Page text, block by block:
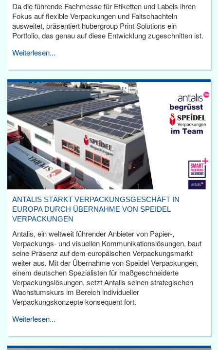
Da die führende Fachmesse für Etiketten und Labels ihren
Fokus auf flexible Verpackungen und Faltschachteln
ausweitet, präsentiert hubergroup Print Solutions ein
Portfolio, das genau auf diese Entwicklung zugeschnitten ist.
Weiterlesen...
ANTALIS STÄRKT VERPACKUNGSGESCHÄFT IN
EUROPA DURCH ÜBERNAHME VON SPEIDEL
VERPACKUNGEN
Antalis, ein weltweit führender Anbieter von Papier-,
Verpackungs- und visuellen Kommunikationslösungen, baut
seine Präsenz auf dem europäischen Verpackungsmarkt
weiter aus. Mit der Übernahme von Speidel Verpackungen,
einem deutschen Spezialisten für maßgeschneiderte
Verpackungslösungen, setzt Antalis seinen strategischen
Wachstumskurs im Bereich individueller
Verpackungskonzepte konsequent fort.
Weiterlesen...